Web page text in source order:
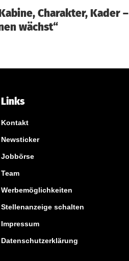
Charakter, Kader –
wächst“
Links
Kontakt
Newsticker
Jobbörse
Team
Werbemöglichkeiten
Stellenanzeige schalten
Impressum
Datenschutzerklärung